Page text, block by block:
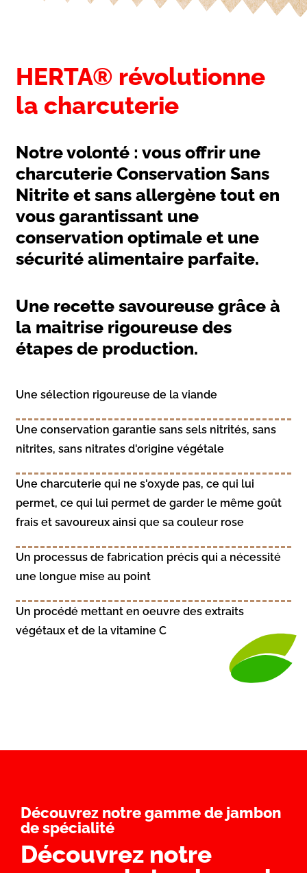
HERTA® révolutionne
la charcuterie
Notre volonté : vous offrir une
charcuterie Conservation Sans
Nitrite et sans allergène tout en
vous garantissant une
conservation optimale et une
sécurité alimentaire parfaite.
Une recette savoureuse grâce à
la maitrise rigoureuse des
étapes de production.
Une sélection rigoureuse de la viande
Une conservation garantie sans sels nitrités, sans
nitrites, sans nitrates d'origine végétale
Une charcuterie qui ne s'oxyde pas, ce qui lui
permet, ce qui lui permet de garder le même goût
frais et savoureux ainsi que sa couleur rose
Un processus de fabrication précis qui a nécessité
une longue mise au point
Un procédé mettant en oeuvre des extraits
végétaux et de la vitamine C
Découvrez notre gamme de jambon
de spécialité
Découvrez notre